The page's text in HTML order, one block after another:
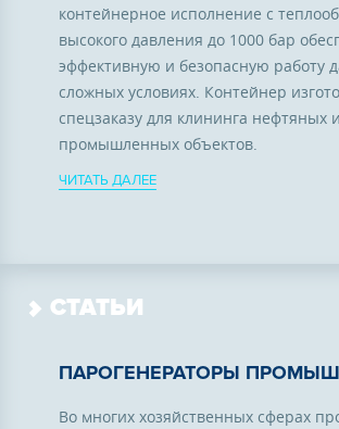
контейнерное исполнение с
высокого давления до 1000 бар
эффективную и безопасную работу
сложных условиях. Контейнер
спецзаказу для клининга нефтяных и
промышленных объектов.
ЧИТАТЬ ДАЛЕЕ
СТАТЬИ
ПАРОГЕНЕРАТОРЫ
Во многих хозяйственных сферах